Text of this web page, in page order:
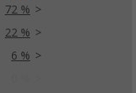
72 %
22 %
6 %